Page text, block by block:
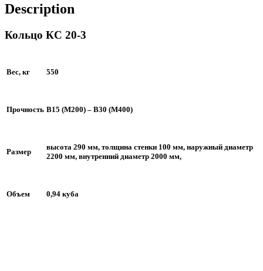
Description
Кольцо КС 20-3
Вес, кг 550
Прочность B15 (М200) – B30 (M400)
Размер
высота 290 мм, толщина стенки 100 мм, наружный диаметр
2200 мм, внутренний диаметр 2000 мм,
Объем 0,94 куба